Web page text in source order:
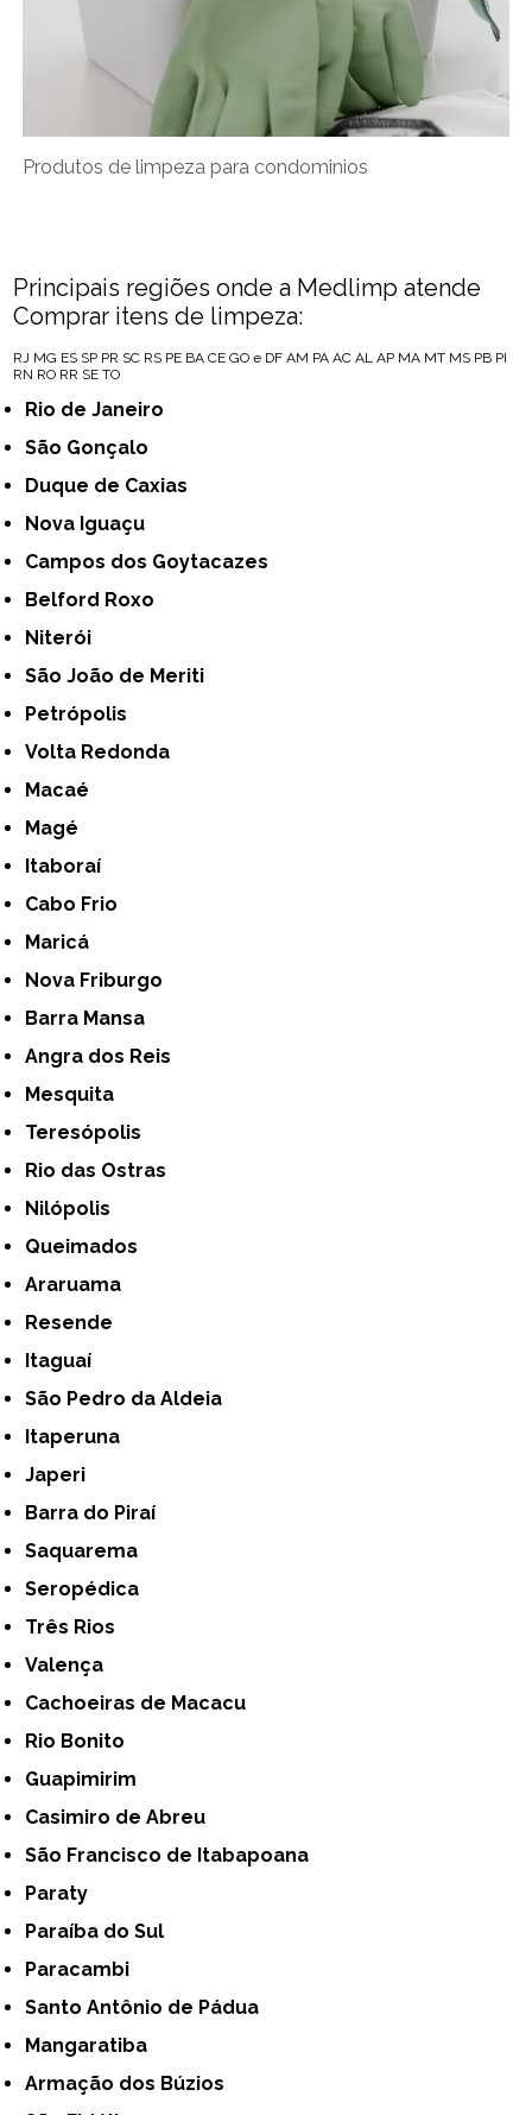
Produtos de limpeza para condominios
Principais regiões onde a Medlimp atende
Comprar itens de limpeza:
RJ MG ES SP PR SC RS PE BA CE GO e DF AM PA AC AL AP MA MT MS PB PI
RN RO RR SE TO
Rio de Janeiro
São Gonçalo
Duque de Caxias
Nova Iguaçu
Campos dos Goytacazes
Belford Roxo
Niterói
São João de Meriti
Petrópolis
Volta Redonda
Macaé
Magé
Itaboraí
Cabo Frio
Maricá
Nova Friburgo
Barra Mansa
Angra dos Reis
Mesquita
Teresópolis
Rio das Ostras
Nilópolis
Queimados
Araruama
Resende
Itaguaí
São Pedro da Aldeia
Itaperuna
Japeri
Barra do Piraí
Saquarema
Seropédica
Três Rios
Valença
Cachoeiras de Macacu
Rio Bonito
Guapimirim
Casimiro de Abreu
São Francisco de Itabapoana
Paraty
Paraíba do Sul
Paracambi
Santo Antônio de Pádua
Mangaratiba
Armação dos Búzios